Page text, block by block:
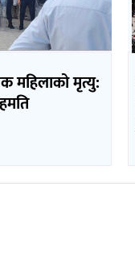
महिलाको मृत्यु: